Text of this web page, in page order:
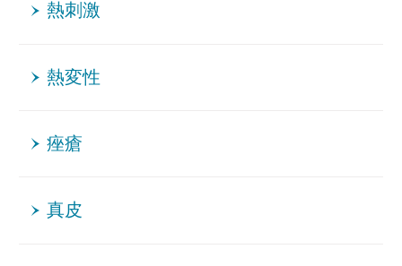
熱刺激
熱変性
痤瘡
真皮